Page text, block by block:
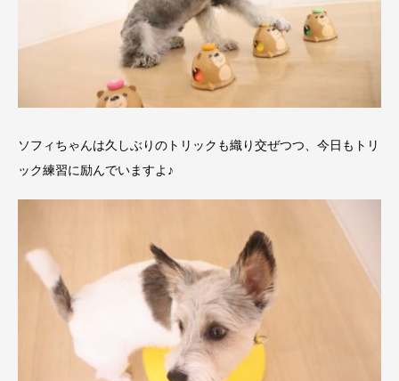
ソフィちゃんは久しぶりのトリックも織り交ぜつつ、今日もトリ
ック練習に励んでいますよ♪